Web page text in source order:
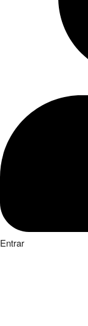
Entrar